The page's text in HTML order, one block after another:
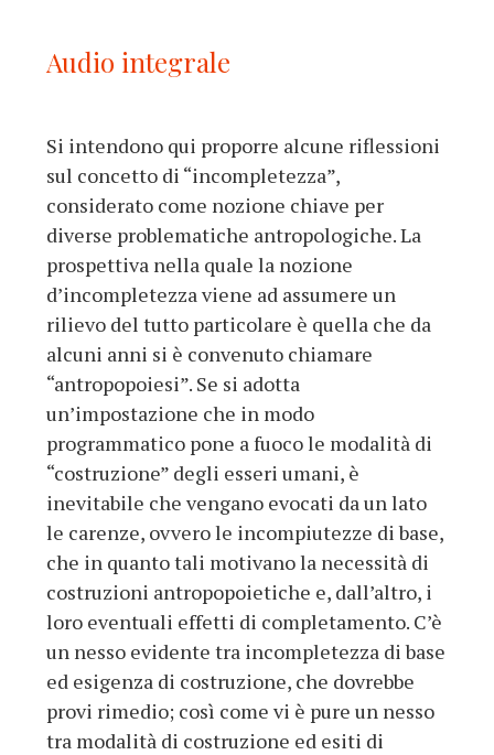
Audio integrale
Si intendono qui proporre alcune riflessioni
sul concetto di “incompletezza”,
considerato come nozione chiave per
diverse problematiche antropologiche. La
prospettiva nella quale la nozione
d’incompletezza viene ad assumere un
rilievo del tutto particolare è quella che da
alcuni anni si è convenuto chiamare
“antropopoiesi”. Se si adotta
un’impostazione che in modo
programmatico pone a fuoco le modalità di
“costruzione” degli esseri umani, è
inevitabile che vengano evocati da un lato
le carenze, ovvero le incompiutezze di base,
che in quanto tali motivano la necessità di
costruzioni antropopoietiche e, dall’altro, i
loro eventuali effetti di completamento. C’è
un nesso evidente tra incompletezza di base
ed esigenza di costruzione, che dovrebbe
provi rimedio; così come vi è pure un nesso
tra modalità di costruzione ed esiti di